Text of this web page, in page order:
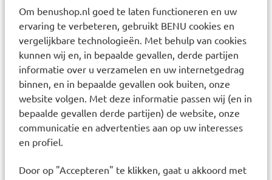
Om benushop.nl goed te laten functioneren en uw
ervaring te verbeteren, gebruikt BENU cookies en
vergelijkbare technologieën. Met behulp van cookies
kunnen wij en, in bepaalde gevallen, derde partijen
informatie over u verzamelen en uw internetgedrag
binnen, en in bepaalde gevallen ook buiten, onze
website volgen. Met deze informatie passen wij (en in
bepaalde gevallen derde partijen) de website, onze
communicatie en advertenties aan op uw interesses
en profiel.
Door op "Accepteren" te klikken, gaat u akkoord met
bestand tegen het zure milieu in de maag, en is
inweken vooraf niet meer nodig. Voeg het poeder
toe aan wat lauw water of melk, yoghurt(drink) of
limonade op kamertemperatuur. Even doorroeren
en direct opdrinken. Liefst op een lege maag.
Voeg voor uw baby de aanbevolen 2 gram poeder
toe aan opgewarmde flesvoeding, afgekolfde
borstvoeding of een kleine hoeveelheid gekookt
en afgekoeld water (maximaal 37°C). Voor een
Pro-Motor zorgt ervoor dat de bacteriën sneller